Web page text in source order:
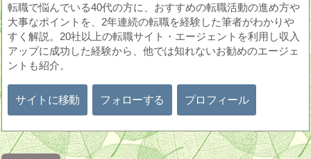
転職で悩んでいる40代の方に、おすすめの転職活動の進め方や
大事なポイントを、2年連続の転職を経験した筆者がわかりや
すく解説。20社以上の転職サイト・エージェントを利用し収入
アップに成功した経験から、他では知れないお勧めのエージェ
ントも紹介。
サイトに移動 フォローする プロフィール